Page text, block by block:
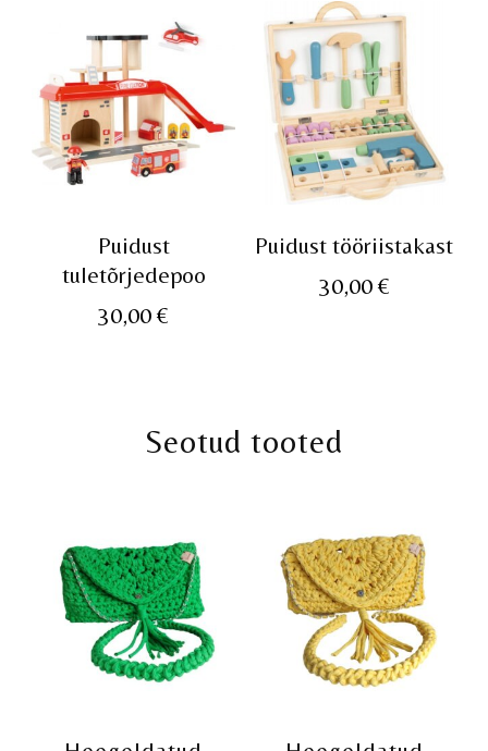
Puidust
tuletõrjedepoo
30,00€
Puidust tööriistakast
30,00 €
Seotud tooted